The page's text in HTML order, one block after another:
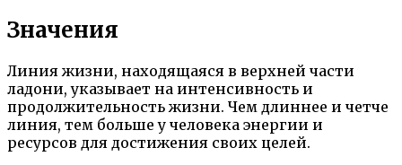
Значения
Линия жизни, находящаяся в верхней части
ладони, указывает на интенсивность и
продолжительность жизни. Чем длиннее и четче
линия, тем больше у человека энергии и
ресурсов для достижения своих целей.